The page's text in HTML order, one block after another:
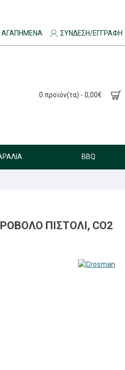
ΑΓΑΠΗΜΈΝΑ ΣΎΝΔΕΣΗ/ΕΓΓΡΑΦΉ
0 προϊόν(τα) - 0,00€
BBQ
ΠΙΣΤΌΛΙ, CO2